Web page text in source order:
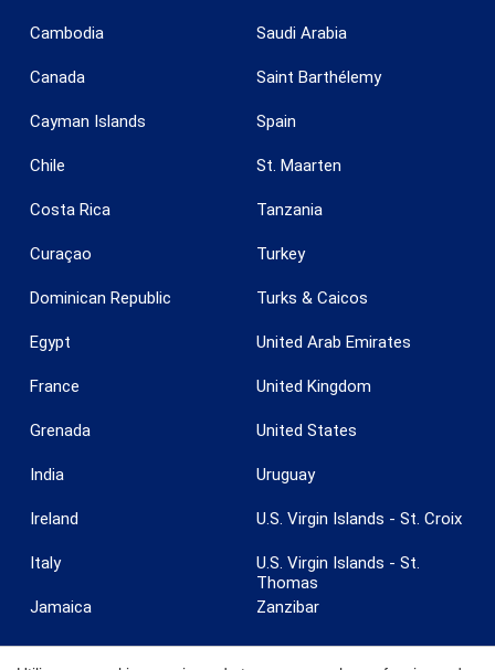
Cambodia
Canada
Cayman Islands
Chile
Costa Rica
Curaçao
Dominican Republic
Egypt
France
Grenada
India
Ireland
Italy
Jamaica
Saudi Arabia
Saint Barthélemy
Spain
St. Maarten
Tanzania
Turkey
Turks & Caicos
United Arab Emirates
United Kingdom
United States
Uruguay
U.S. Virgin Islands - St. Croix
U.S. Virgin Islands - St.
Thomas
Zanzibar